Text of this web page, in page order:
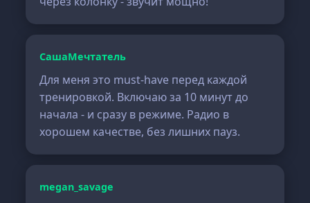
СашаМечтатель
Для меня это must-have перед каждой
тренировкой. Включаю за 10 минут до
начала - и сразу в режиме. Радио в
хорошем качестве, без лишних пауз.
megan_savage